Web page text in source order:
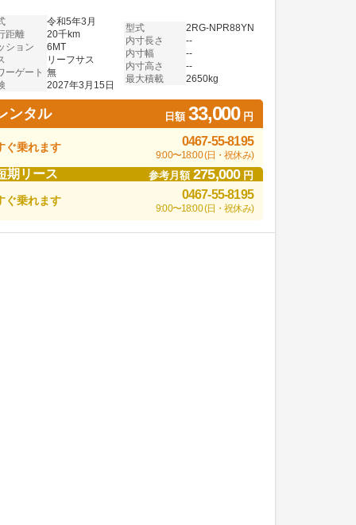
令和5年3月
距離
20千km
ション
6MT
リーフサス
ーゲート 無
2027年3月15日
型式
2RG-NPR88YN
内寸長さ
--
内寸幅
--
内寸高さ
--
最大積載
2650kg
ンタル 日額33,000円
ぐ乗れます 0467-55-8195
9:00〜18:00 (日・祝休み)
期リース 参考月額275,000円
ぐ乗れます 0467-55-8195
9:00〜18:00 (日・祝休み)